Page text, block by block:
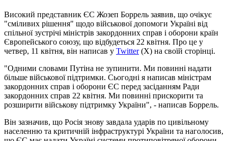
Високий представник ЄС Жозеп Боррель заявив, що очікує
"сміливих рішення" щодо військової допомоги Україні від
спільної зустрічі міністрів закордонних справ і оборони країн
Європейського союзу, що відбудеться 22 квітня. Про це у
четвер, 11 квітня, він написав у Twitter(X) на своїй сторінці.
"Одними словами Путіна не зупинити. Ми повинні надати
більше військової підтримки. Сьогодні я написав міністрам
закордонних справ і оборони ЄС перед засіданням Ради
закордонних справ 22 квітня. Ми повинні прискорити та
розширити військову підтримку України", - написав Боррель.
Він зазначив, що Росія знову завдала ударів по цивільному
населенню та критичній інфраструктурі України та наголосив,